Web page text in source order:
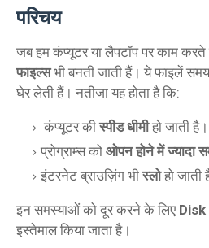
परिचय
जब हम कंप्यूटर या लैपटॉप पर काम
फाइल्सभी बनती जाती हैं। ये फाइलें
घेर लेती हैं। नतीजा यह होता है कि:
कंप्यूटर कीस्पीड धीमीहो जाती है।
प्रोग्राम्स को ओपन होने में ज्यादा
इंटरनेट ब्राउज़िंग भीस्लोहो जाती
इन समस्याओं को दूर करने के लिए
इस्तेमाल किया जाता है।